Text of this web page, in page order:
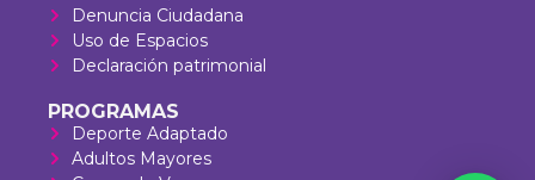
Denuncia Ciudadana
Uso de Espacios
Declaración patrimonial
PROGRAMAS
Deporte Adaptado
Adultos Mayores